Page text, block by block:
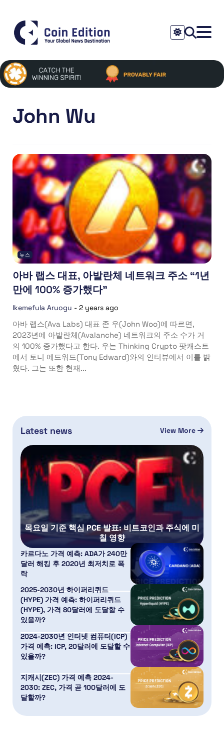
John Wu
뉴스
아바 랩스 대표, 아발란체 네트워크 주소 “1년
만에 100% 증가했다”
Ikemefula Aruogu - 2 years ago
아바 랩스(Ava Labs) 대표 존 우(John Woo)에 따르면,
2023년에 아발란체(Avalanche) 네트워크의 주소 수가 거
의 100% 증가했다고 한다. 우는 Thinking Crypto 팟캐스트
에서 토니 에드워드(Tony Edward)와의 인터뷰에서 이를 밝
혔다. 그는 또한 현재...
Latest news View More
목요일 기준 핵심 PCE 발표: 비트코인과 주식에 미
칠 영향
카르다노 가격 예측: ADA가 240만
달러 해킹 후 2020년 최저치로 폭
락
2025-2030년 하이퍼리퀴드
(HYPE) 가격 예측: 하이퍼리퀴드
(HYPE), 가격 80달러에 도달할 수
있을까?
2024-2030년 인터넷 컴퓨터(ICP)
가격 예측: ICP, 20달러에 도달할 수
있을까?
지캐시(ZEC) 가격 예측 2024-
2030: ZEC, 가격 곧 100달러에 도
달할까?